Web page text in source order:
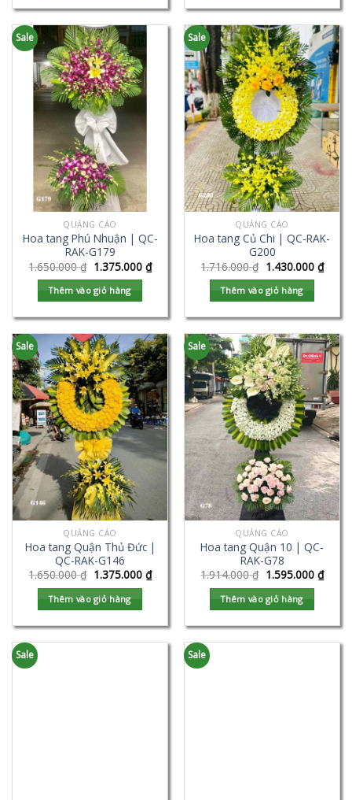
Sale
QUẢNG CÁO
Hoa tang Phú Nhuận | QC-
RAK-G179
1.650.000₫ 1.375.000 ₫
Thêm vào giỏ hàng
Sale
QUẢNG CÁO
Hoa tang Củ Chi | QC-RAK-
G200
1.716.000₫ 1.430.000 ₫
Thêm vào giỏ hàng
Sale
QUẢNG CÁO
Hoa tang Quận Thủ Đức |
QC-RAK-G146
1.650.000₫ 1.375.000 ₫
Thêm vào giỏ hàng
Sale
QUẢNG CÁO
Hoa tang Quận 10 | QC-
RAK-G78
1.914.000₫ 1.595.000 ₫
Thêm vào giỏ hàng
Sale Sale